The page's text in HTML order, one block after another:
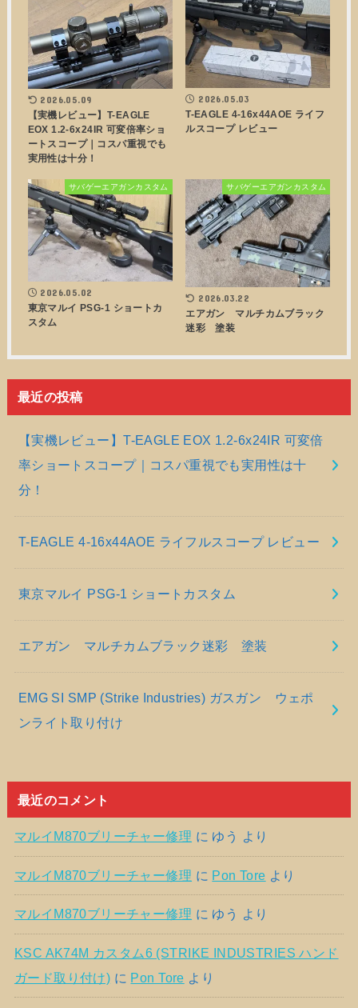
2026.05.09
【実機レビュー】T-EAGLE
EOX 1.2-6x24IR 可変倍率ショ
ートスコープ｜コスパ重視でも
実用性は十分！
2026.05.03
T-EAGLE 4-16x44AOE ライフ
ルスコープ レビュー
サバゲーエアガンカスタム
2026.05.02
東京マルイ PSG-1 ショートカ
スタム
サバゲーエアガンカスタム
2026.03.22
エアガン マルチカムブラック
迷彩 塗装
最近の投稿
【実機レビュー】T-EAGLE EOX 1.2-6x24IR 可変倍
率ショートスコープ｜コスパ重視でも実用性は十
分！
T-EAGLE 4-16x44AOE ライフルスコープ レビュー
東京マルイ PSG-1 ショートカスタム
エアガン マルチカムブラック迷彩 塗装
EMG SI SMP (Strike Industries) ガスガン ウェポ
ンライト取り付け
最近のコメント
マルイM870ブリーチャー修理 に ゆう より
マルイM870ブリーチャー修理 に Pon Tore より
マルイM870ブリーチャー修理 に ゆう より
KSC AK74M カスタム6 (STRIKE INDUSTRIES ハンド
ガード取り付け) に Pon Tore より